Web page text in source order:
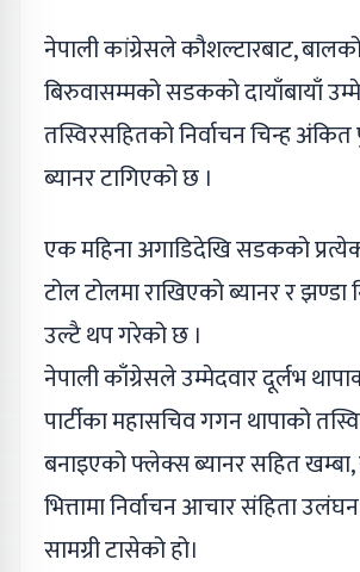
नेपाली कांग्रेसले कौशल्टारबाट,
बिरुवासम्मको सडकको दायाँबायाँ
तस्विरसहितको निर्वाचन चिन्ह
ब्यानर टागिएको छ ।
एक महिना अगाडिदेखि सडकको
टोल टोलमा राखिएको ब्यानर र झण्डा
उल्टै थप गरेको छ ।
नेपाली काँग्रेसले उम्मेदवार दूर्लभ
पार्टीका महासचिव गगन थापाको
बनाइएको फ्लेक्स ब्यानर सहित
भित्तामा निर्वाचन आचार संहिता
सामग्री टासेको हो।